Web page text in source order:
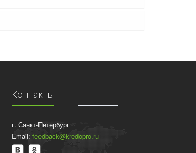
Контакты
г. Санкт-Петербург
Email: feedback@kredopro.ru